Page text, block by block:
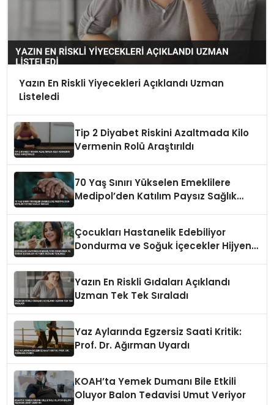
Yazın En Riskli Yiyecekleri Açıklandı Uzman
Listeledi
Tip 2 Diyabet Riskini Azaltmada Kilo
Vermenin Rolü Araştırıldı
70 Yaş Sınırı Yükselen Emeklilere
Medipol’den Katılım Paysız Sağlık
Çocukları Hastanelik Edebiliyor
Dondurma ve Soğuk İçecekler Hijyenik
Yazın En Riskli Gıdaları Açıklandı
Uzman Tek Tek Sıraladı
Yaz Aylarında Egzersiz Saati Kritik:
Prof. Dr. Ağırman Uyardı
KOAH’ta Yemek Dumanı Bile Etkili
Oluyor Balon Tedavisi Umut Veriyor